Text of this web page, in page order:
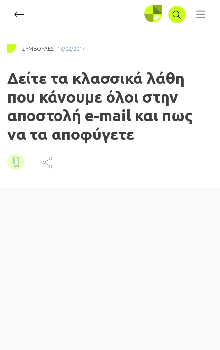
ΣΥΝΔΕΣΗ
ΣΥΜΒΟΥΛΈΣ 13/02/2017
Δείτε τα κλασσικά λάθη
που κάνουμε όλοι στην
αποστολή e-mail και πως
να τα αποφύγετε